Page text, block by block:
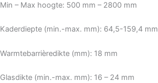
Min – Max hoogte: 500 mm – 2800 mm
Kaderdiepte (min.-max. mm): 64,5-159,4 mm
Warmtebarrièredikte (mm): 18 mm
Glasdikte (min.-max. mm): 16 – 24 mm